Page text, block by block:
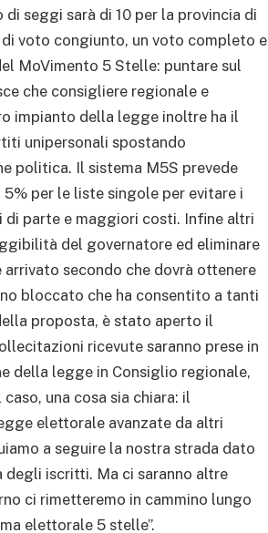
seggi sarà di 10 per la provincia di
voto congiunto, un voto completo e
MoVimento 5 Stelle: puntare sul
che consigliere regionale e
impianto della legge inoltre ha il
unipersonali spostando
politica. Il sistema M5S prevede
per le liste singole per evitare i
parte e maggiori costi. Infine altri
del governatore ed eliminare
secondo che dovrà ottenere
bloccato che ha consentito a tanti
proposta, è stato aperto il
ricevute saranno prese in
della legge in Consiglio regionale,
una cosa sia chiara: il
elettorale avanzate da altri
a seguire la nostra strada dato
degli iscritti. Ma ci saranno altre
ci rimetteremo in cammino lungo
elettorale 5 stelle”.